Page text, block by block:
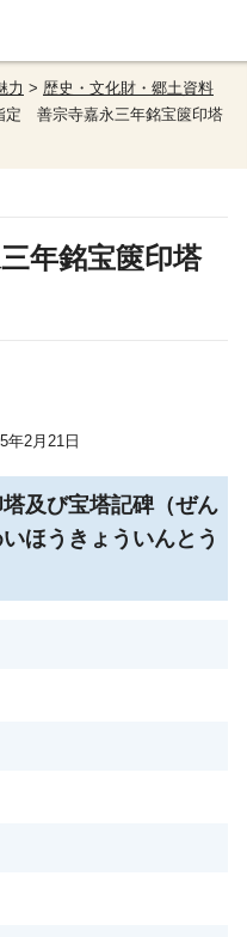
力 > 歴史・文化財・郷土資料
定 善宗寺嘉永三年銘宝篋印塔
年銘宝篋印塔
2月21日
及び宝塔記碑（ぜん
ほうきょういんとう